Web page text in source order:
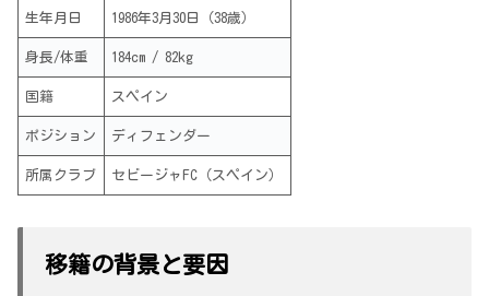
生年月日 1986年3月30日（38歳）
身長/体重 184cm / 82kg
国籍 スペイン
ポジション ディフェンダー
所属クラブ セビージャFC（スペイン）
移籍の背景と要因